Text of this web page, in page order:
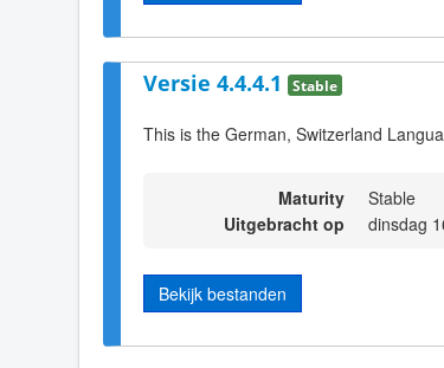
Versie 4.4.4.1 Stable
This is the German, Switzerland
Maturity
Stable
Uitgebracht op
dinsdag
Bekijk bestanden